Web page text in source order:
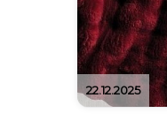
22.12.2025